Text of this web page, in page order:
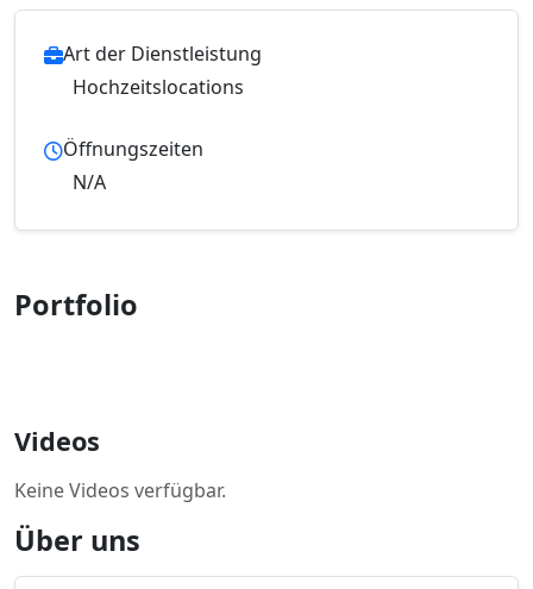
Art der Dienstleistung
Hochzeitslocations
Öffnungszeiten
N/A
Portfolio
Videos
Keine Videos verfügbar.
Über uns